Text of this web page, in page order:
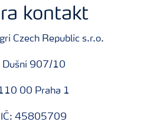
kontakt
Czech Republic s.r.o.
Dušní 907/10
00 Praha 1
IČ: 45805709